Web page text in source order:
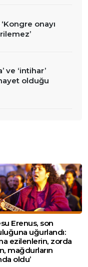
onayı
ve ‘intihar’
olduğu
Erenus, son
uğurlandı:
ezilenlerin, zorda
mağdurların
oldu’